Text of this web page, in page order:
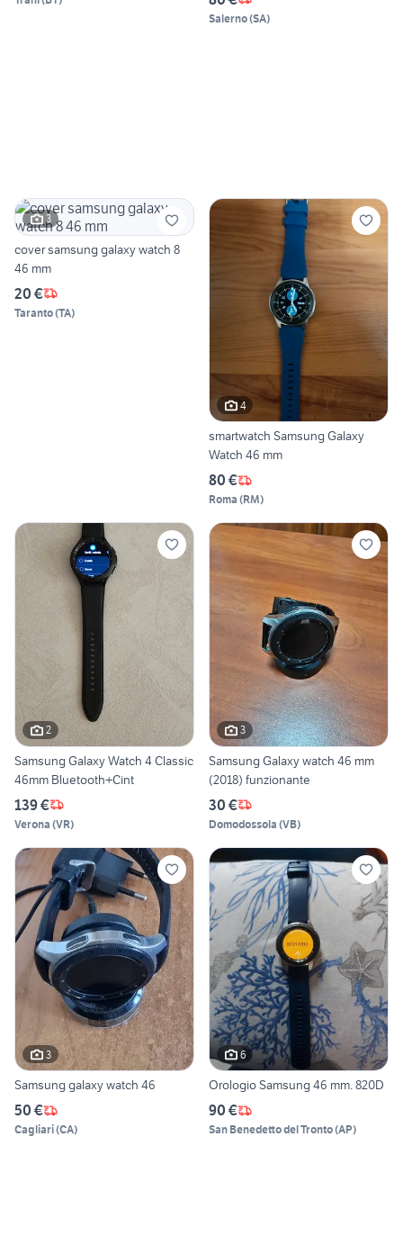
Salerno(SA)
3
cover samsung galaxy watch 8
46 mm
20 €
Taranto(TA)
4
smartwatch Samsung Galaxy
Watch 46 mm
80 €
Roma (RM)
2
Samsung Galaxy Watch 4 Classic
46mm Bluetooth+Cint
139 €
Verona (VR)
3
Samsung Galaxy watch 46 mm
(2018) funzionante
30 €
Domodossola (VB)
3
Samsung galaxy watch 46
50 €
Cagliari(CA)
6
Orologio Samsung 46 mm. 820D
90 €
San Benedetto del Tronto(AP)